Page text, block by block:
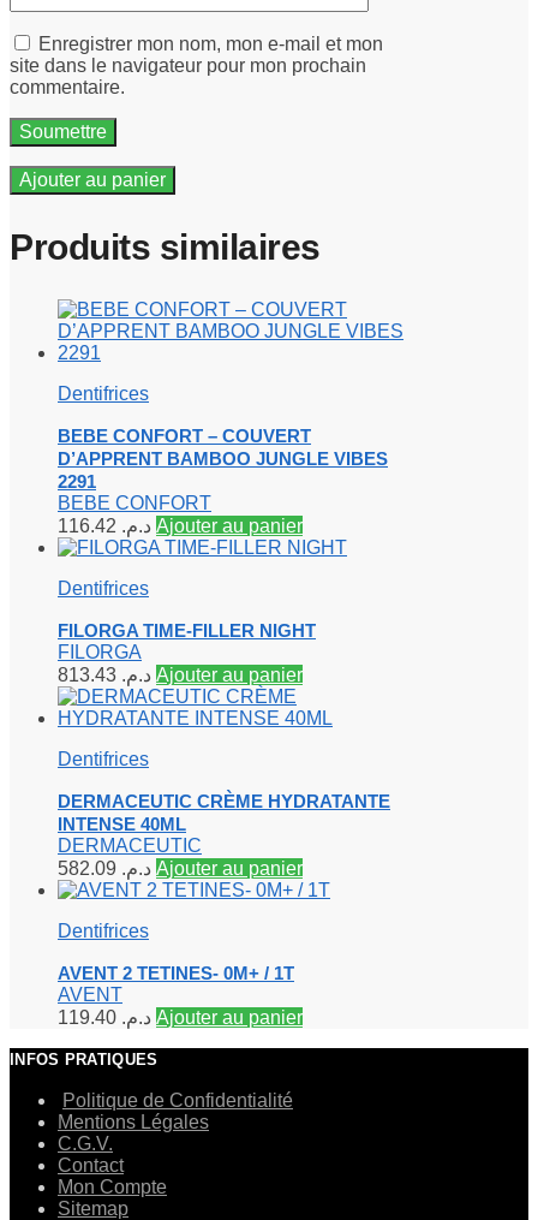
Enregistrer mon nom, mon e-mail et mon
site dans le navigateur pour mon prochain
commentaire.
Ajouter au panier
Produits similaires
Dentifrices
BEBE CONFORT – COUVERT
D’APPRENT BAMBOO JUNGLE VIBES
2291
BEBE CONFORT
د.م. Ajouter au panier
Dentifrices
FILORGA TIME-FILLER NIGHT
FILORGA
د.م. Ajouter au panier
Dentifrices
DERMACEUTIC CRÈME HYDRATANTE
INTENSE 40ML
DERMACEUTIC
د.م. Ajouter au panier
Dentifrices
AVENT 2 TETINES- 0M+ / 1T
AVENT
د.م. Ajouter au panier
INFOS PRATIQUES
Politique de Confidentialité
Mentions Légales
C.G.V.
Contact
Mon Compte
Sitemap